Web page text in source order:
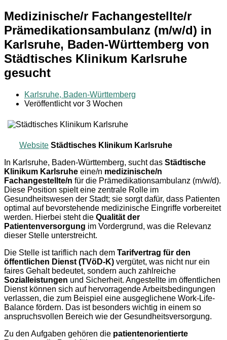
Medizinische/r Fachangestellte/r
Prämedikationsambulanz (m/w/d) in
Karlsruhe, Baden-Württemberg von
Städtisches Klinikum Karlsruhe
gesucht
Karlsruhe, Baden-Württemberg
Veröffentlicht vor 3 Wochen
Website Städtisches Klinikum Karlsruhe
In Karlsruhe, Baden-Württemberg, sucht das Städtische
Klinikum Karlsruhe eine/n medizinische/n
Fachangestellte/n für die Prämedikationsambulanz (m/w/d).
Diese Position spielt eine zentrale Rolle im
Gesundheitswesen der Stadt; sie sorgt dafür, dass Patienten
optimal auf bevorstehende medizinische Eingriffe vorbereitet
werden. Hierbei steht die Qualität der
Patientenversorgung im Vordergrund, was die Relevanz
dieser Stelle unterstreicht.
Die Stelle ist tariflich nach dem Tarifvertrag für den
öffentlichen Dienst (TVöD-K) vergütet, was nicht nur ein
faires Gehalt bedeutet, sondern auch zahlreiche
Sozialleistungen und Sicherheit. Angestellte im öffentlichen
Dienst können sich auf hervorragende Arbeitsbedingungen
verlassen, die zum Beispiel eine ausgeglichene Work-Life-
Balance fördern. Das ist besonders wichtig in einem so
anspruchsvollen Bereich wie der Gesundheitsversorgung.
Zu den Aufgaben gehören die patientenorientierte